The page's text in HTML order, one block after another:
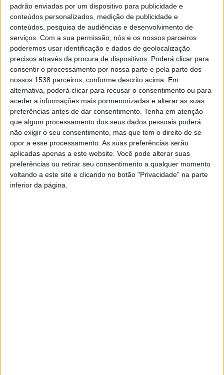
padrão enviadas por um dispositivo para publicidade e
conteúdos personalizados, medição de publicidade e
conteúdos, pesquisa de audiências e desenvolvimento de
serviços. Com a sua permissão, nós e os nossos parceiros
poderemos usar identificação e dados de geolocalização
precisos através da procura de dispositivos. Poderá clicar para
consentir o processamento por nossa parte e pela parte dos
nossos 1538 parceiros, conforme descrito acima. Em
alternativa, poderá clicar para recusar o consentimento ou para
aceder a informações mais pormenorizadas e alterar as suas
preferências antes de dar consentimento. Tenha em atenção
que algum processamento dos seus dados pessoais poderá
não exigir o seu consentimento, mas que tem o direito de se
opor a esse processamento. As suas preferências serão
aplicadas apenas a este website. Você pode alterar suas
preferências ou retirar seu consentimento a qualquer momento
voltando a este site e clicando no botão "Privacidade" na parte
inferior da página.
Durante a operação, foi-lhe apreendido uma arma de
alarme e respetiva munição e um aerossol de defesa,
vulgarmente denominado “gás pimenta”.
Após cumprimento dos respetivos Mandados, o detido
recolheu às salas de detenção desta Polícia, tendo sido
presente posteriormente ao Tribunal Judicial de
Guimarães, para a imposição de medida de coação
eficaz à salvaguarda da integridade física e psicológica
da vitima. A Polícia de Segurança Publica apela mais
uma vez à denúncia deste tipo de crime, quer por parte